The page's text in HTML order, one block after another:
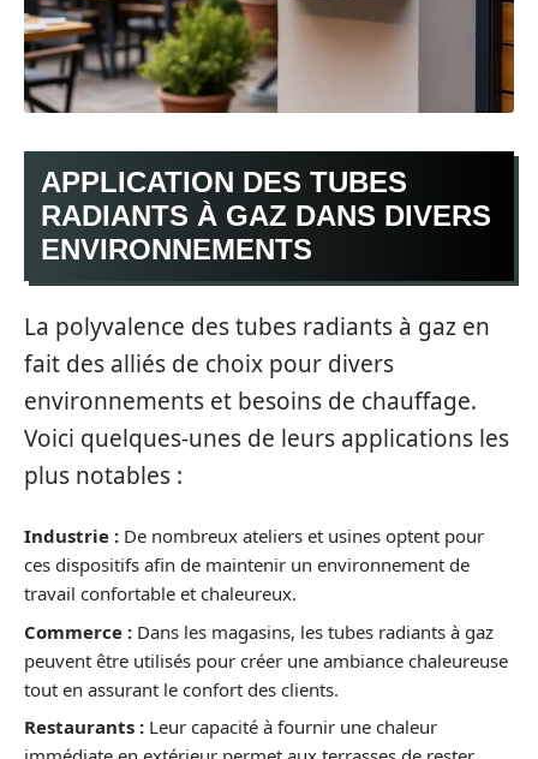
APPLICATION DES TUBES
RADIANTS À GAZ DANS DIVERS
ENVIRONNEMENTS
La polyvalence des tubes radiants à gaz en
fait des alliés de choix pour divers
environnements et besoins de chauffage.
Voici quelques-unes de leurs applications les
plus notables :
Industrie : De nombreux ateliers et usines optent pour
ces dispositifs afin de maintenir un environnement de
travail confortable et chaleureux.
Commerce : Dans les magasins, les tubes radiants à gaz
peuvent être utilisés pour créer une ambiance chaleureuse
tout en assurant le confort des clients.
Restaurants : Leur capacité à fournir une chaleur